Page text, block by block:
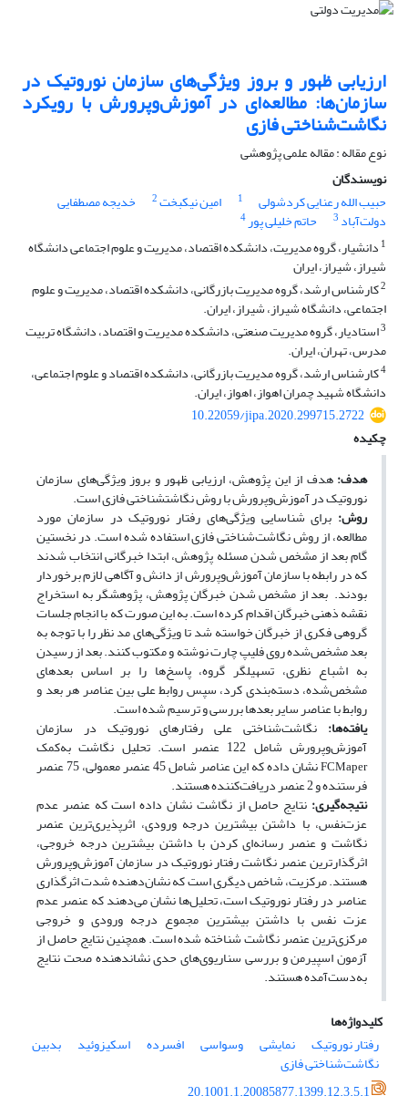
ارزیابی ظهور و بروز ویژگی‌های سازمان نوروتیک در
سازمان‌ها: مطالعه‌ای در آموزش‌وپرورش با رویکرد
نگاشت‌شناختی فازی
نوع مقاله : مقاله علمی پژوهشی
نویسندگان
حبیب الله رعنایی کردشولی
1 امین نیکبخت2 خدیجه مصطفایی
دولت‌آباد 3 حاتم خلیلی پور4
1 دانشیار، گروه مدیریت، دانشکده اقتصاد، مدیریت و علوم اجتماعی دانشگاه
شیراز، شیراز، ایران
2کارشناس ارشد، گروه مدیریت بازرگانی، دانشکده اقتصاد، مدیریت و علوم
اجتماعی، دانشگاه شیراز، شیراز، ایران.
3استادیار، گروه مدیریت صنعتی، دانشکده مدیریت و اقتصاد، دانشگاه تربیت
مدرس، تهران، ایران.
4کارشناس ارشد، گروه مدیریت بازرگانی، دانشکده اقتصاد و علوم اجتماعی،
دانشگاه شهید چمران اهواز، اهواز، ایران.
10.22059/jipa.2020.299715.2722
چکیده
هدف:هدف از این پژوهش، ارزیابی ظهور و بروز ویژگی‌های سازمان
نوروتیک در آموزش‌وپرورش با روش نگاشتشناختی فازی است.
روش: برای شناسایی ویژگی‌های رفتار نوروتیک در سازمان مورد
مطالعه، از روش نگاشت‌شناختی فازی استفاده ‌شده است. در نخستین
گام بعد از مشخص شدن مسئله پژوهش، ابتدا خبرگانی انتخاب شدند
که در رابطه با سازمان آموزش‌وپرورش از دانش و آگاهی لازم برخوردار
بودند. بعد از مشخص شدن خبرگان پژوهش، پژوهشگر به استخراج
نقشه ذهنی خبرگان اقدام کرده است. به این صورت که با انجام جلسات
گروهی فکری از خبرگان خواسته شد تا ویژگی‌های مد نظر را با توجه به
بعد مشخص‌شده روی فلیپ چارت نوشته و مکتوب کنند. بعد از رسیدن
به اشباع نظری، تسهیلگر گروه، پاسخ‌ها را بر اساس بعد‌های
مشخص‌شده، دسته‌بندی کرد، سپس روابط علی بین عناصر هر بعد و
روابط با عناصر سایر بعد‌ها بررسی و ترسیم ‌شده است.
یافته‌ها: نگاشت‌شناختی علی رفتارهای نوروتیک در سازمان
آموزش‌وپرورش شامل 122 عنصر است. تحلیل نگاشت به‌کمک
FCMaper نشان داده که این عناصر شامل 45 عنصر معمولی، 75 عنصر
فرستنده و 2 عنصر دریافت‌کننده هستند.
نتیجه‌گیری: نتایج حاصل از نگاشت نشان داده است که عنصر عدم
عزت‌نفس، با داشتن بیشترین درجه ورودی، اثرپذیری‌ترین عنصر
نگاشت و عنصر رسانه‌ای کردن با داشتن بیشترین درجه خروجی،
اثرگذارترین عنصر نگاشت رفتار نوروتیک در سازمان آموزش‌وپرورش
هستند. مرکزیت، شاخص دیگری است که نشان‌دهنده شدت اثرگذاری
عناصر در رفتار نوروتیک است، تحلیل‌ها نشان می‌دهند که عنصر عدم
عزت‌ نفس با داشتن بیشترین مجموع درجه ورودی و خروجی
مرکزی‌ترین عنصر نگاشت شناخته ‌شده است. همچنین نتایج حاصل از
آزمون اسپیرمن و بررسی سناریوی‌های حدی نشاندهنده صحت نتایج
به‌دست‌آمده هستند.
کلیدواژه‌ها
رفتار نوروتیک
نمایشی وسواسی افسرده اسکیزوئید بدبین
نگاشت‌شناختی فازی
20.1001.1.20085877.1399.12.3.5.1